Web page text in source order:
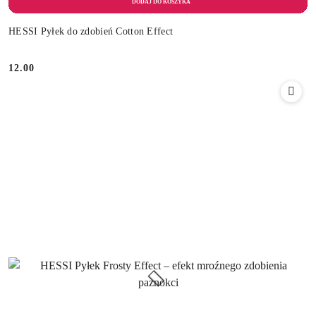
HESSI Pyłek do zdobień Cotton Effect
Cena:
12.00